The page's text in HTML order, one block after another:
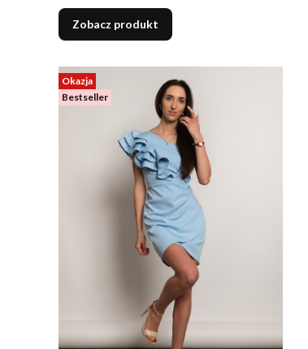
Zobacz produkt
Okazja
Bestseller